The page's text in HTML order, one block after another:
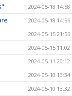
2024-05-18 14:58
2024-05-18 14:56
2024-05-15 21:56
2024-05-15 11:02
2024-05-11 20:12
2024-05-10 13:34
2024-05-10 13:32